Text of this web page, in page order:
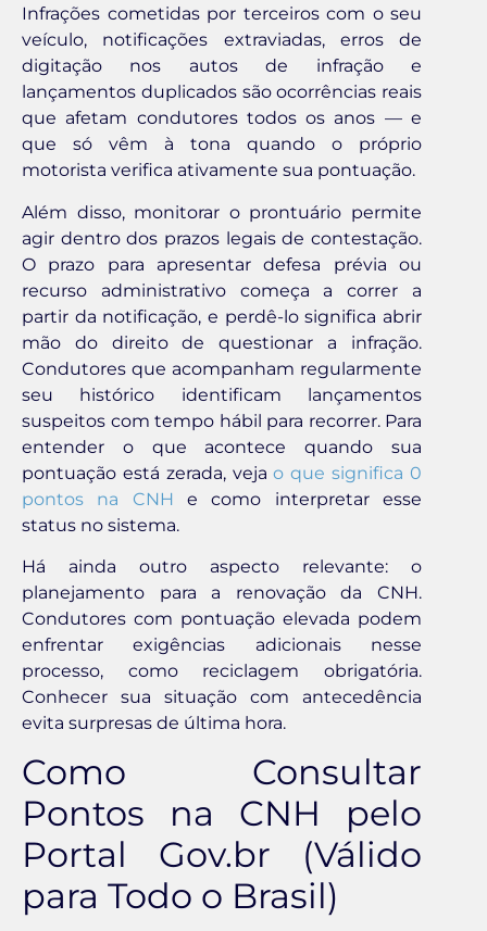
Infrações cometidas por terceiros com o seu
veículo, notificações extraviadas, erros de
digitação nos autos de infração e
lançamentos duplicados são ocorrências reais
que afetam condutores todos os anos — e
que só vêm à tona quando o próprio
motorista verifica ativamente sua pontuação.
Além disso, monitorar o prontuário permite
agir dentro dos prazos legais de contestação.
O prazo para apresentar defesa prévia ou
recurso administrativo começa a correr a
partir da notificação, e perdê-lo significa abrir
mão do direito de questionar a infração.
Condutores que acompanham regularmente
seu histórico identificam lançamentos
suspeitos com tempo hábil para recorrer. Para
entender o que acontece quando sua
pontuação está zerada, vejao que significa 0
pontos na CNH e como interpretar esse
status no sistema.
Há ainda outro aspecto relevante: o
planejamento para a renovação da CNH.
Condutores com pontuação elevada podem
enfrentar exigências adicionais nesse
processo, como reciclagem obrigatória.
Conhecer sua situação com antecedência
evita surpresas de última hora.
Como Consultar
Pontos na CNH pelo
Portal Gov.br (Válido
para Todo o Brasil)